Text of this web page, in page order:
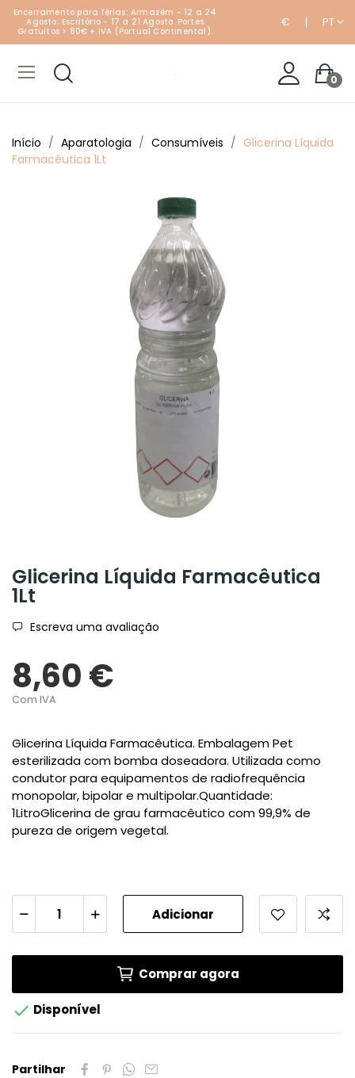
Encerramento para férias: Armazém - 12 a 24
Agosto; Escritório - 17 a 21 Agosto. Portes
Gratuitos > 80€ + IVA (Portual Continental).
€ PT
0
Início Aparatologia Consumíveis
Glicerina Líquida
Farmacêutica 1Lt
Glicerina Líquida Farmacêutica
1Lt
Escreva uma avaliação
8,60 €
Com IVA
Glicerina Líquida Farmacêutica. Embalagem Pet
esterilizada com bomba doseadora. Utilizada como
condutor para equipamentos de radiofrequência
monopolar, bipolar e multipolar.Quantidade:
1LitroGlicerina de grau farmacêutico com 99,9% de
pureza de origem vegetal.
Adicionar
Comprar agora
 Disponível
Partilhar